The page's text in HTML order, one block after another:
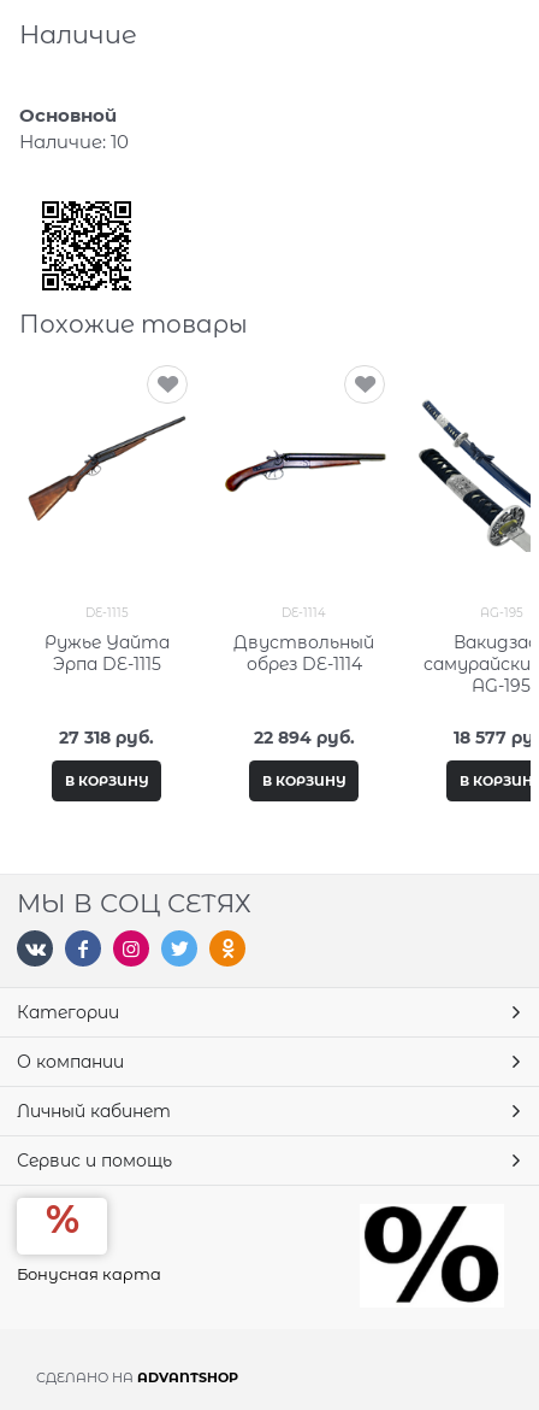
Наличие
Основной
Наличие: 10
Похожие товары
DE-1115
Ружье Уайта
Эрпа DE-1115
27 318 руб.
В КОРЗИНУ
DE-1114
Двуствольный
обрез DE-1114
22 894 руб.
В КОРЗИНУ
AG-195
AG-195
18 577
В
МЫ В СОЦ СЕТЯХ
Категории
О компании
Личный кабинет
Сервис и помощь
Бонусная карта
СДЕЛАНО НА ADVANTSHOP